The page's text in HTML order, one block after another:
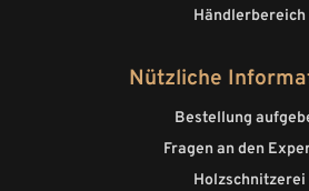
Händlerbereich
Nützliche
Bestellung
Fragen an den
Holzschnitzerei